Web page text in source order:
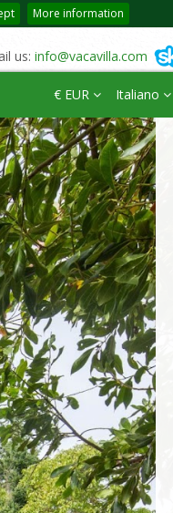
More information
us: info@vacavilla.com
€ EUR Italiano